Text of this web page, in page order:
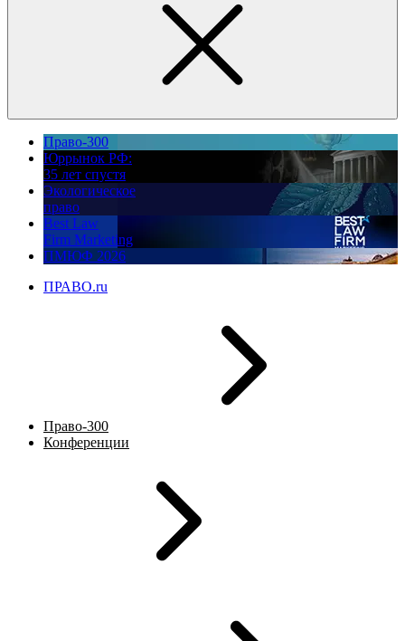
Право-300
Юррынок РФ:
35 лет спустя
Экологическое
право
Best Law
Firm Marketing
ПМЮФ 2026
ПРАВО.ru
Право-300
Конференции